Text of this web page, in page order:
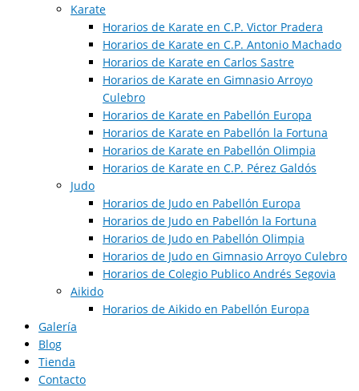
Karate
Horarios de Karate en C.P. Victor Pradera
Horarios de Karate en C.P. Antonio Machado
Horarios de Karate en Carlos Sastre
Horarios de Karate en Gimnasio Arroyo
Culebro
Horarios de Karate en Pabellón Europa
Horarios de Karate en Pabellón la Fortuna
Horarios de Karate en Pabellón Olimpia
Horarios de Karate en C.P. Pérez Galdós
Judo
Horarios de Judo en Pabellón Europa​
Horarios de Judo en Pabellón la Fortuna
Horarios de Judo en Pabellón Olimpia
Horarios de Judo en Gimnasio Arroyo Culebro
Horarios de Colegio Publico Andrés Segovia
Aikido
Horarios de Aikido en Pabellón Europa​
Galería
Blog
Tienda
Contacto